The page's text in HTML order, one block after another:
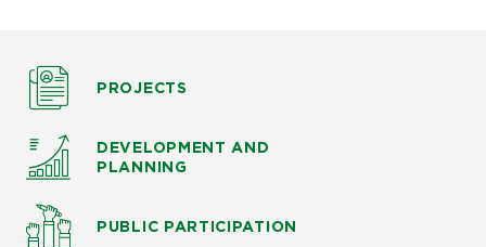
PROJECTS
DEVELOPMENT AND
PLANNING
PUBLIC PARTICIPATION